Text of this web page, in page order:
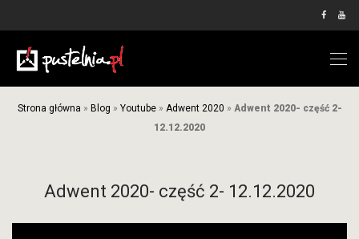
Strona główna » Blog » Youtube» Adwent 2020 » Adwent 2020- część 2-
12.12.2020
Adwent 2020- część 2- 12.12.2020